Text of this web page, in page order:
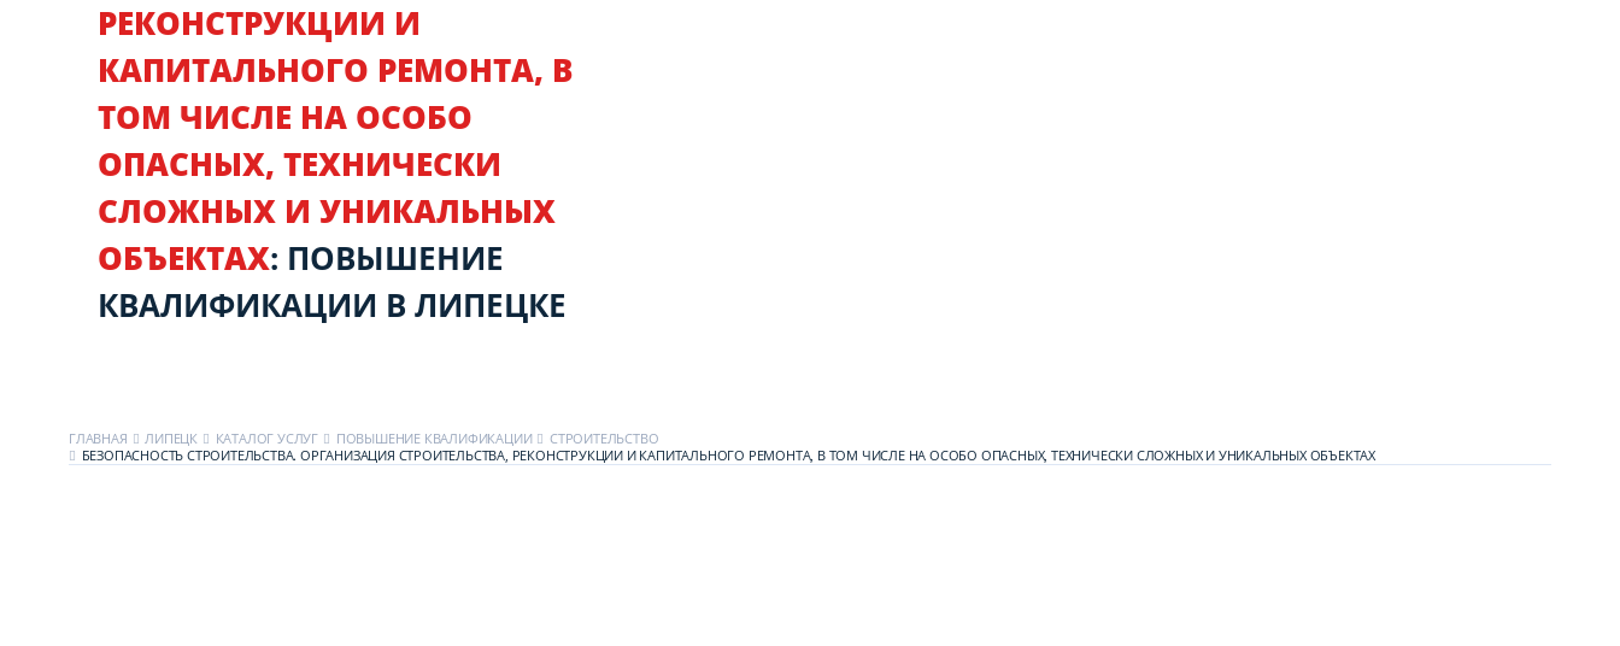
РЕКОНСТРУКЦИИ И
КАПИТАЛЬНОГО РЕМОНТА, В
ТОМ ЧИСЛЕ НА ОСОБО
ОПАСНЫХ, ТЕХНИЧЕСКИ
СЛОЖНЫХ И УНИКАЛЬНЫХ
ОБЪЕКТАХ: ПОВЫШЕНИЕ
КВАЛИФИКАЦИИ В ЛИПЕЦКЕ
ГЛАВНАЯ ЛИПЕЦК КАТАЛОГ УСЛУГ ПОВЫШЕНИЕ КВАЛИФИКАЦИИ
СТРОИТЕЛЬСТВО
БЕЗОПАСНОСТЬ СТРОИТЕЛЬСТВА. ОРГАНИЗАЦИЯ СТРОИТЕЛЬСТВА, РЕКОНСТРУКЦИИ И КАПИТАЛЬНОГО РЕМОНТА, В ТОМ ЧИСЛЕ НА ОСОБО ОПАСНЫХ, ТЕХНИЧЕСКИ СЛОЖНЫХ И УНИКАЛЬНЫХ ОБЪЕКТАХ